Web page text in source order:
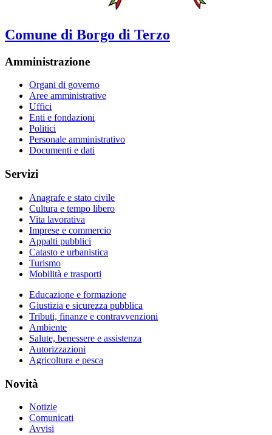
Comune di Borgo di Terzo
Amministrazione
Organi di governo
Aree amministrative
Uffici
Enti e fondazioni
Politici
Personale amministrativo
Documenti e dati
Servizi
Anagrafe e stato civile
Cultura e tempo libero
Vita lavorativa
Imprese e commercio
Appalti pubblici
Catasto e urbanistica
Turismo
Mobilità e trasporti
Educazione e formazione
Giustizia e sicurezza pubblica
Tributi, finanze e contravvenzioni
Ambiente
Salute, benessere e assistenza
Autorizzazioni
Agricoltura e pesca
Novità
Notizie
Comunicati
Avvisi